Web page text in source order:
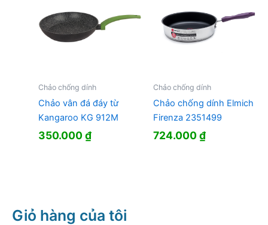
Chảo chống dính
Chảo vân đá đáy từ
Kangaroo KG 912M
350.000₫
Chảo chống dính
Chảo chống dính Elmich
Firenza 2351499
724.000₫
Giỏ hàng của tôi